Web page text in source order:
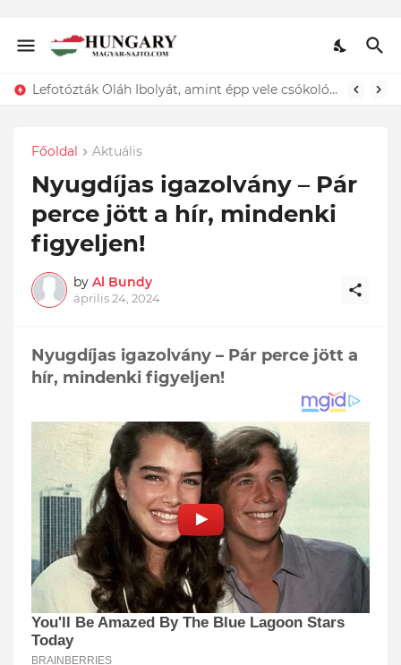
Lefotózták Oláh Ibolyát, amint épp vele csókolózik - EZT nem hiszed el, kinek a karjában kötött ki...ÍME
Főoldal Aktuális
Nyugdíjas igazolvány – Pár
perce jött a hír, mindenki
figyeljen!
by Al Bundy
április 24, 2024
Nyugdíjas igazolvány – Pár perce jött a
hír, mindenki figyeljen!